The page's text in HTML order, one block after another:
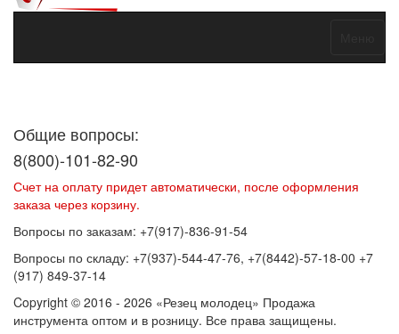
Общие вопросы:
8(800)-101-82-90
Счет на оплату придет автоматически, после оформления
заказа через корзину.
Вопросы по заказам: +7(917)-836-91-54
Вопросы по складу: +7(937)-544-47-76, +7(8442)-57-18-00 +7
(917) 849-37-14
Copyright © 2016 - 2026 «Резец молодец» Продажа
инструмента оптом и в розницу. Все права защищены.